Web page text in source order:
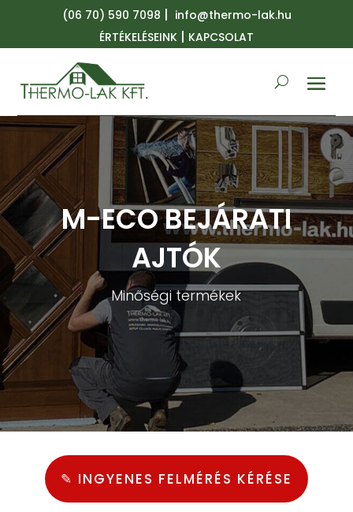
(06 70) 590 7098 | info@thermo-lak.hu
ÉRTÉKELÉSEINK | KAPCSOLAT
M-ECO BEJÁRATI
AJTÓK
Minőségi termékek
✎ INGYENES FELMÉRÉS KÉRÉSE